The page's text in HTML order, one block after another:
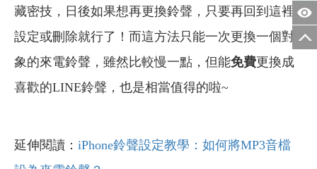
藏密技，日後如果想再更換鈴聲，只要再回到這裡
設定或刪除就行了！而這方法只能一次更換一個對
象的來電鈴聲，雖然比較慢一點，但能免費更換成
喜歡的LINE鈴聲，也是相當值得的啦~
延伸閱讀： iPhone鈴聲設定教學：如何將MP3音檔